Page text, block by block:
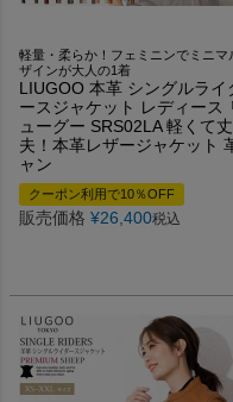
軽量・柔らか！フェミニンでミニマ
ザインが大人の1着
LIUGOO 本革 シングルライ
ースジャケット レディース
ューグー SRS02LA 軽くて丈
夫！本革レザージャケット
ャン
クーポン利用で10％OFF
販売価格 ¥26,400税込